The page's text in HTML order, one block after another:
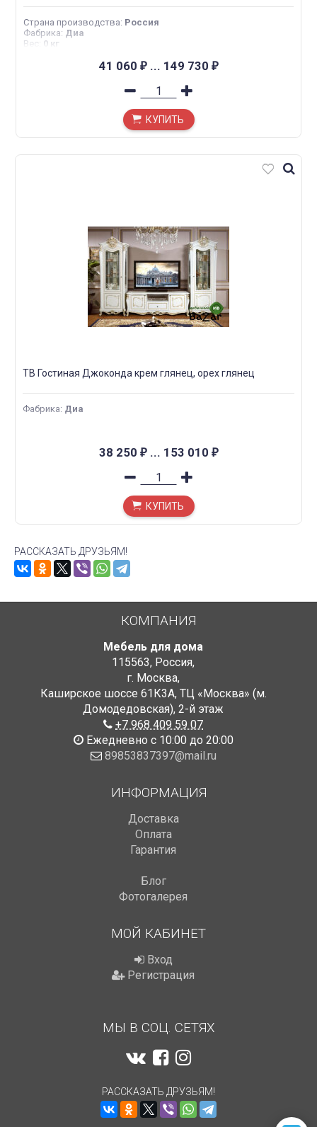
Страна производства: Россия
Фабрика: Диа
Вес : 0 кг
41 060 ₽... 149 730 ₽
КУПИТЬ
ТВ Гостиная Джоконда крем глянец, орех глянец
Фабрика: Диа
38 250 ₽... 153 010 ₽
КУПИТЬ
РАССКАЗАТЬ ДРУЗЬЯМ!
КОМПАНИЯ
Мебель для дома
115563, Россия,
г. Москва,
Каширское шоссе 61К3А, ТЦ «Москва» (м.
Домодедовская), 2-й этаж
+7 968 409 59 07
Ежедневно с 10:00 до 20:00
89853837397@mail.ru
ИНФОРМАЦИЯ
Доставка
Оплата
Гарантия
Блог
Фотогалерея
МОЙ КАБИНЕТ
Вход
Регистрация
МЫ В СОЦ. СЕТЯХ
РАССКАЗАТЬ ДРУЗЬЯМ!